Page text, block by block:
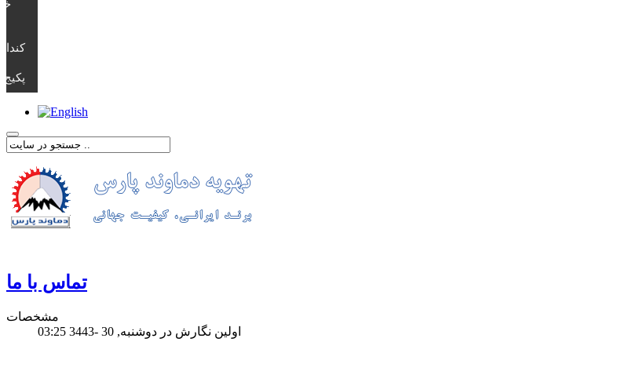
پکیج
تماس با ما
مشخصات
اولین نگارش در دوشنبه, 30 -3443 03:25